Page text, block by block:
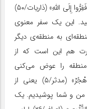
جایی می‌رویم. سفر معنوی هم هست. «فَفِرُّوا إِلَى اللَّهِ» (ذاریات/۵۰)
این یک سفر معنوی
به منطقه‌ی دیگر
هم این است که از
را عوض می‌کنی
عیب‌هایت را عوض کن. «وَ الرُّجْزَ فَاهْجُرْ» (مدثر/۵) یعنی از
و شما پوشیدیم. یک